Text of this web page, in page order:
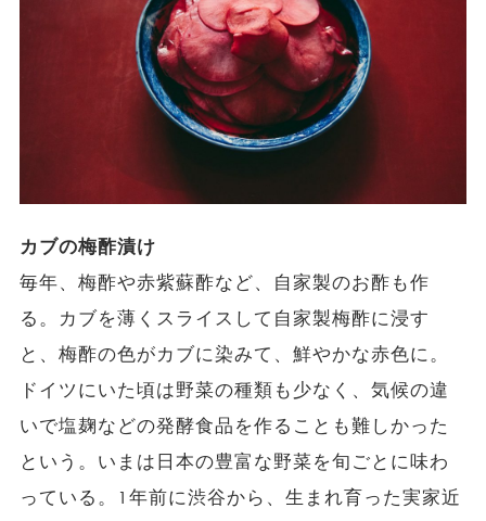
カブの梅酢漬け
毎年、梅酢や赤紫蘇酢など、自家製のお酢も作
る。カブを薄くスライスして自家製梅酢に浸す
と、梅酢の色がカブに染みて、鮮やかな赤色に。
ドイツにいた頃は野菜の種類も少なく、気候の違
いで塩麹などの発酵食品を作ることも難しかった
という。いまは日本の豊富な野菜を旬ごとに味わ
っている。1年前に渋谷から、生まれ育った実家近